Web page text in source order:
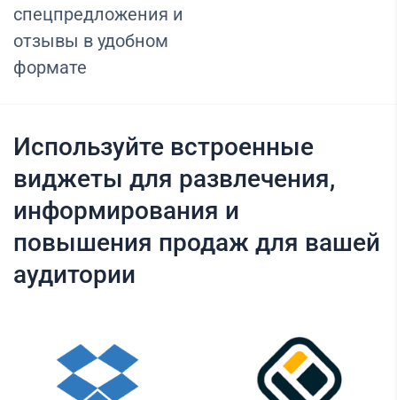
спецпредложения и
отзывы в удобном
формате
Используйте встроенные
виджеты для развлечения,
информирования и
повышения продаж для вашей
аудитории